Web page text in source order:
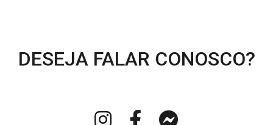
DESEJA FALAR CONOSCO?